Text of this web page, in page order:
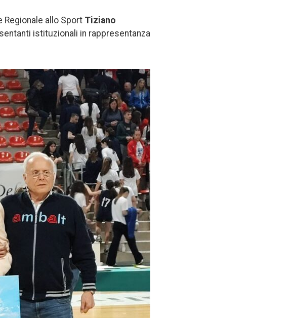
Regionale allo Sport Tiziano
istituzionali in rappresentanza